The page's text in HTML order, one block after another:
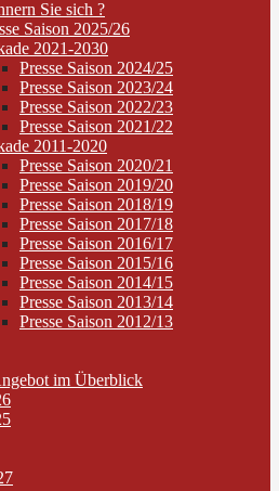
Sie sich ?
Saison 2025/26
2021-2030
Presse Saison 2024/25
Presse Saison 2023/24
Presse Saison 2022/23
Presse Saison 2021/22
2011-2020
Presse Saison 2020/21
Presse Saison 2019/20
Presse Saison 2018/19
Presse Saison 2017/18
Presse Saison 2016/17
Presse Saison 2015/16
Presse Saison 2014/15
Presse Saison 2013/14
Presse Saison 2012/13
im Überblick